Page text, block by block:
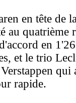
en tête de
au quatrième
en
et le trio
qui
rapide.